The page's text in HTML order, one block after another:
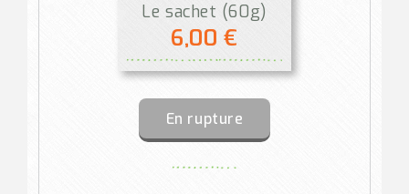
Le sachet (60g)
6,00 €
En rupture